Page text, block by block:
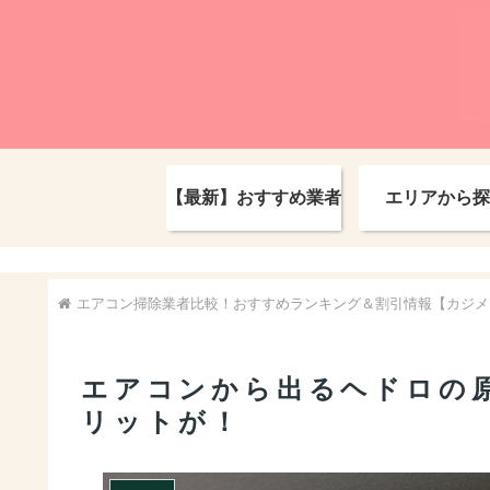
【最新】おすすめ業者 エリアから
エアコン掃除業者比較！おすすめランキング＆割引情報【カジ
エアコンから出るヘドロの
リットが！